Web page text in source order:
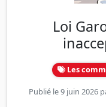
Loi
Les
Publié le 9 juin 2026